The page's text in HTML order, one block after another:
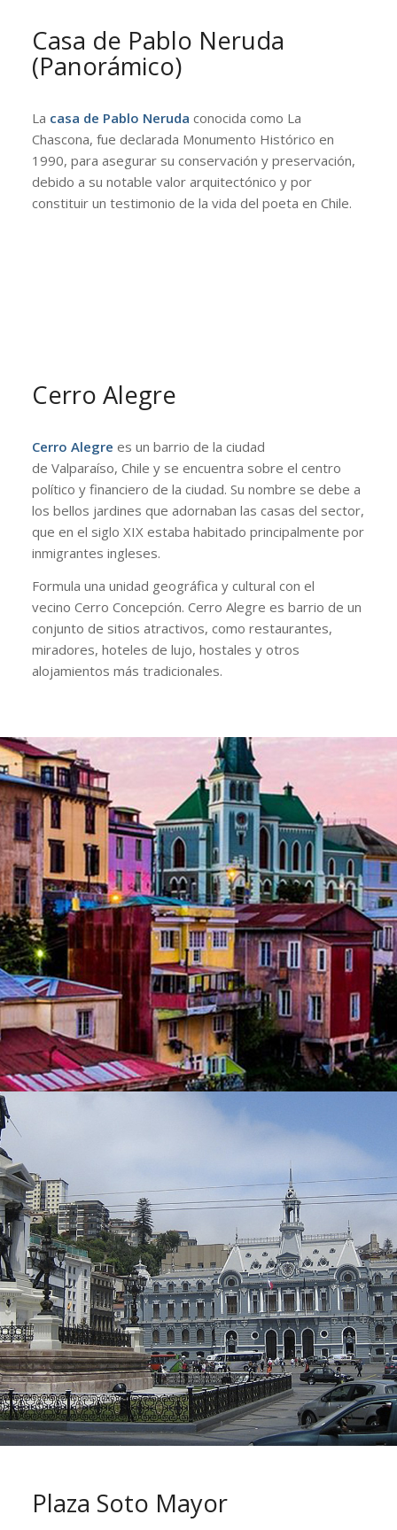
Casa de Pablo Neruda
(Panorámico)
La casa de Pablo Neruda conocida como La
Chascona, fue declarada Monumento Histórico en
1990, para asegurar su conservación y preservación,
debido a su notable valor arquitectónico y por
constituir un testimonio de la vida del poeta en Chile.
Cerro Alegre
Cerro Alegre es un barrio de la ciudad
de Valparaíso, Chile y se encuentra sobre el centro
político y financiero de la ciudad. Su nombre se debe a
los bellos jardines que adornaban las casas del sector,
que en el siglo XIX estaba habitado principalmente por
inmigrantes ingleses.
Formula una unidad geográfica y cultural con el
vecino Cerro Concepción. Cerro Alegre es barrio de un
conjunto de sitios atractivos, como restaurantes,
miradores, hoteles de lujo, hostales y otros
alojamientos más tradicionales.
Plaza Soto Mayor